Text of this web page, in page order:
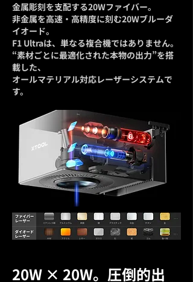
金属彫刻を支配する20Wファイバー。
非金属を高速・高精度に刻む20Wブルーダ
イオード。
F1 Ultraは、単なる複合機ではありません。
“素材ごとに最適化された本物の出力”を搭
載した、
オールマテリアル対応レーザーシステムで
す。
20W × 20W。圧倒的出